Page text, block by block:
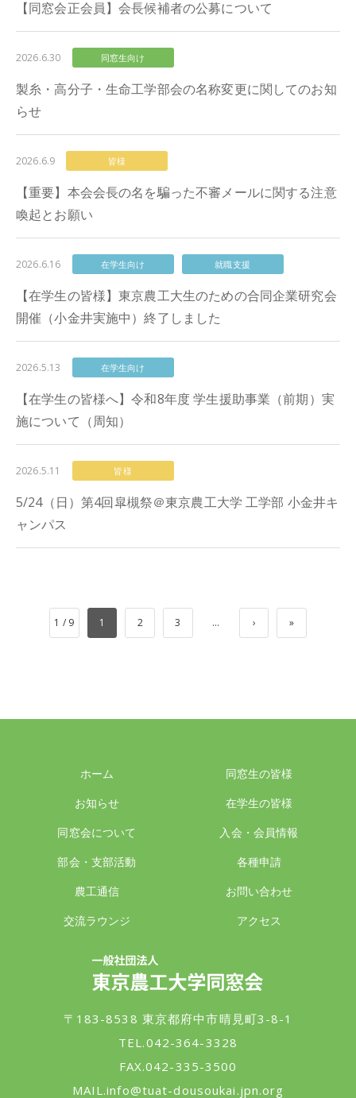
【同窓会正会員】会長候補者の公募について
2026.6.30 同窓生向け
製糸・高分子・生命工学部会の名称変更に関してのお知
らせ
2026.6.9 皆様
【重要】本会会長の名を騙った不審メールに関する注意
喚起とお願い
2026.6.16 在学生向け 就職支援
【在学生の皆様】東京農工大生のための合同企業研究会
開催（小金井実施中）終了しました
2026.5.13 在学生向け
【在学生の皆様へ】令和8年度 学生援助事業（前期）実
施について（周知）
2026.5.11 皆様
5/24（日）第4回皐槻祭＠東京農工大学 工学部 小金井キ
ャンパス
1 / 9 1 2 3 ... › »
ホーム
お知らせ
同窓会について
部会・支部活動
農工通信
交流ラウンジ
同窓生の皆様
在学生の皆様
入会・会員情報
各種申請
お問い合わせ
アクセス
〒183-8538 東京都府中市晴見町3-8-1
TEL.042-364-3328
FAX.042-335-3500
MAIL.info@tuat-dousoukai.jpn.org